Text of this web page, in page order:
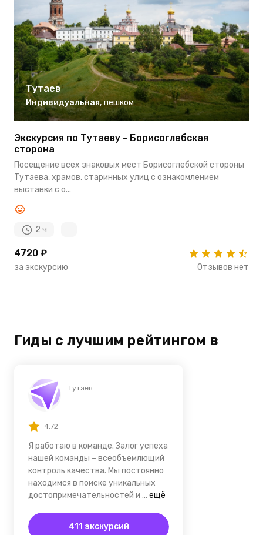
Тутаев
Индивидуальная, пешком
Экскурсия по Тутаеву - Борисоглебская
сторона
Посещение всех знаковых мест Борисоглебской стороны
Тутаева, храмов, старинных улиц с ознакомлением
выставки с о...
2 ч
4720 ₽
за экскурсию Отзывов нет
Гиды с лучшим рейтингом в
Тутаев
4.72
Я работаю в команде. Залог успеха
нашей команды – всеобъемлющий
контроль качества. Мы постоянно
находимся в поиске уникальных
достопримечательностей и ... ещё
411 экскурсий